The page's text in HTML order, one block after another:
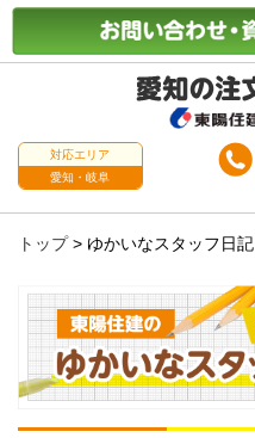
対応エリア
愛知・岐阜
トップ> ゆかいなスタッフ日記